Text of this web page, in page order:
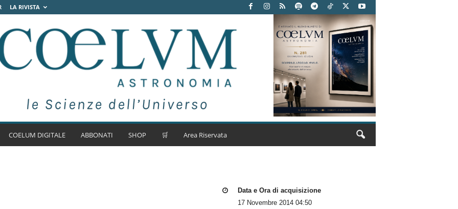
LA RIVISTA
COELUM DIGITALE ABBONATI SHOP 🛒 Area Riservata
Data e Ora di acquisizione
17 Novembre 2014 04:50